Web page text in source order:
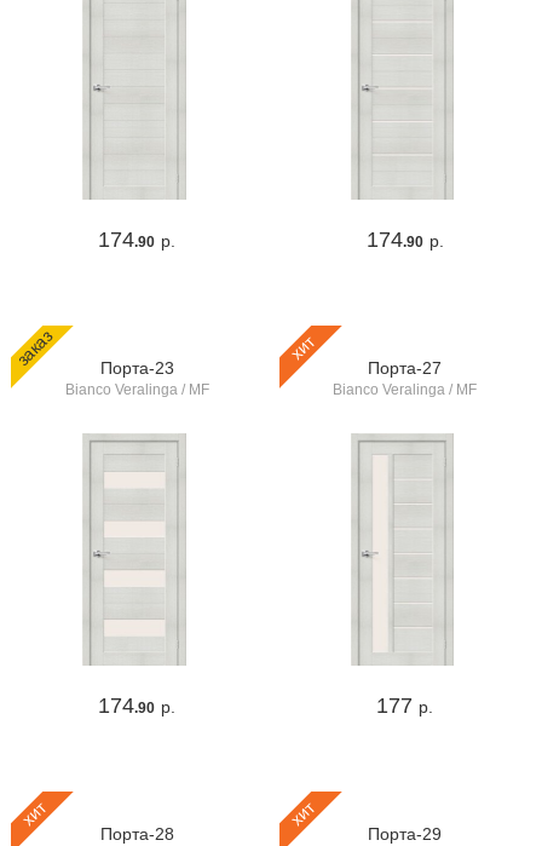
174.90 р. 174.90 р.
заказ Порта-23
Bianco Veralinga / MF
174.90 р.
хит
Порта-27
Bianco Veralinga / MF
177 р.
хит
Порта-28
хит
Порта-29